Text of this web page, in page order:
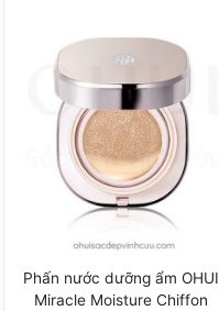
Phấn nước dưỡng ẩm OHUI
Miracle Moisture Chiffon